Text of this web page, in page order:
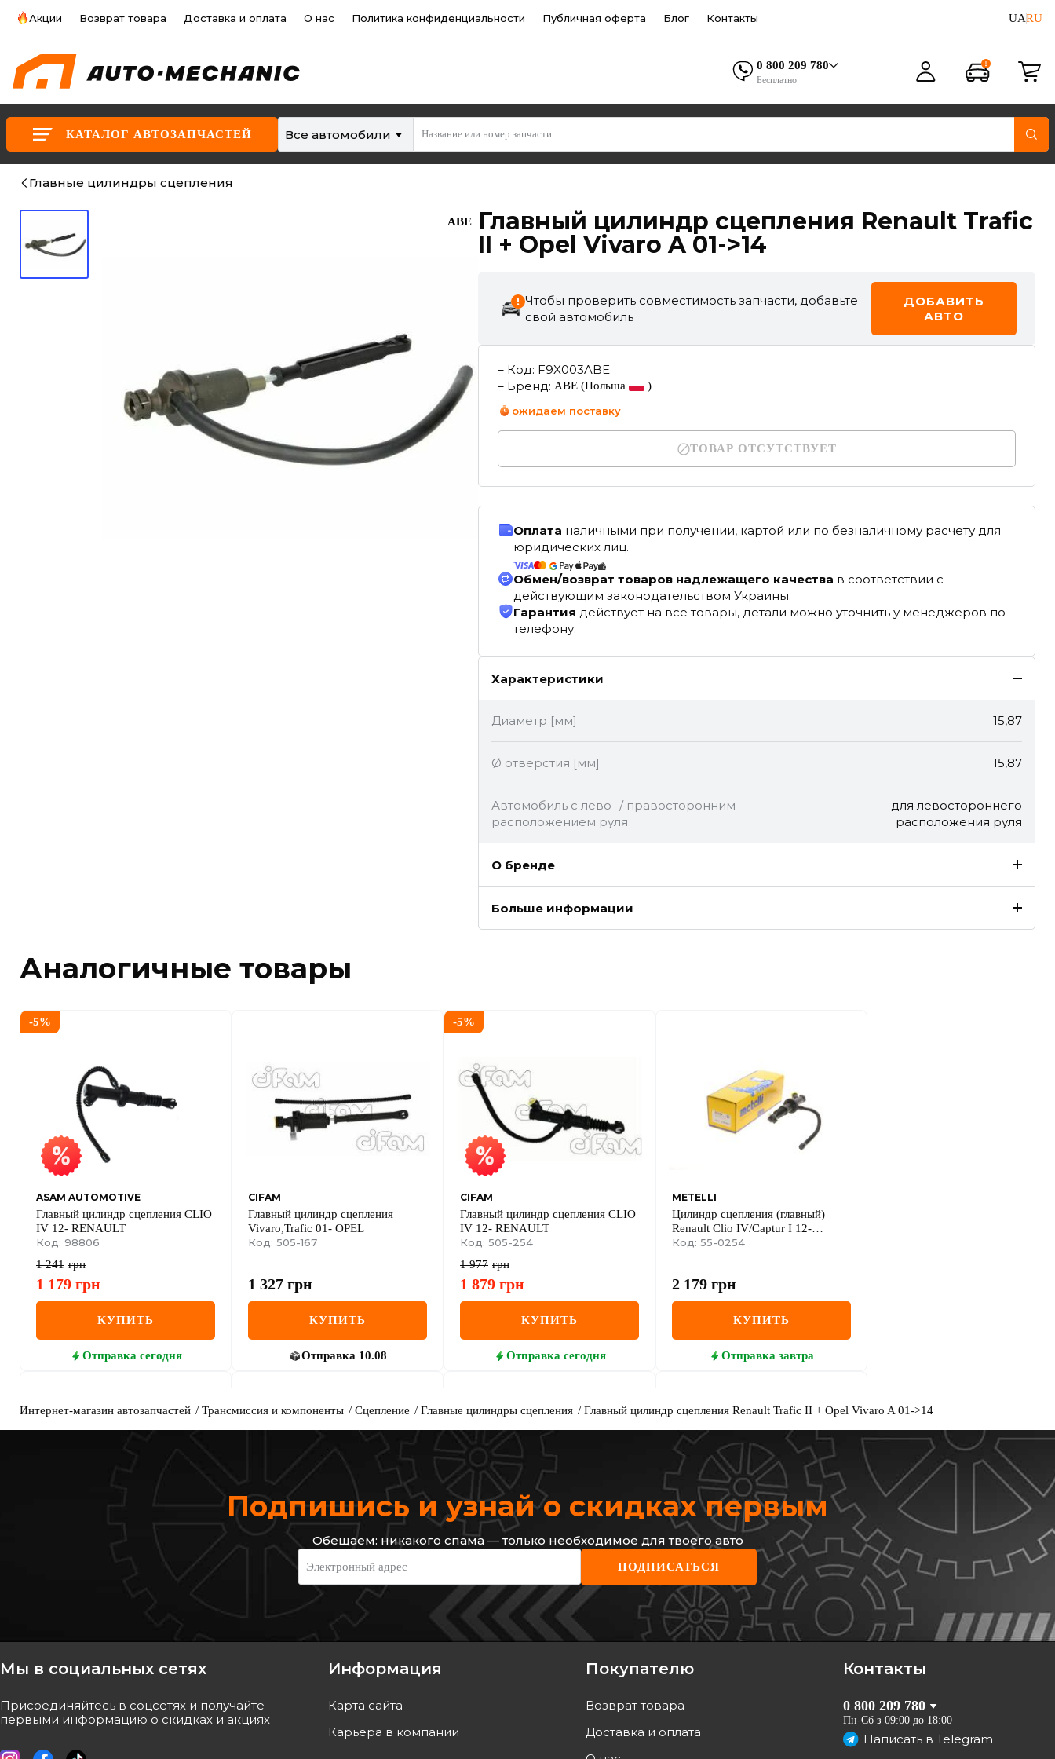
Акции Возврат товара Доставка и оплата О нас Политика конфиденциальности Публичная оферта Блог Контакты UARU
0 800 209 780
Бесплатно
КАТАЛОГ АВТОЗАПЧАСТЕЙ Все автомобили
Главные цилиндры сцепления
ABE
Главный цилиндр сцепления Renault Trafic
II + Opel Vivaro A 01->14
Чтобы проверить совместимость запчасти, добавьте
свой автомобиль
ДОБАВИТЬ
АВТО
– Код: F9X003ABE
– Бренд: ABE (Польша
)
ожидаем поставку
ТОВАР ОТСУТСТВУЕТ
Оплата наличными при получении, картой или по безналичному расчету для
юридических лиц.
Обмен/возврат товаров надлежащего качества в соответствии с
действующим законодательством Украины.
Гарантия действует на все товары, детали можно уточнить у менеджеров по
телефону.
Характеристики
Диаметр [мм] 15,87
Ø отверстия [мм] 15,87
Автомобиль с лево- / правосторонним
расположением руля
для левостороннего
расположения руля
О бренде
Больше информации
Аналогичные товары
-5%
ASAM AUTOMOTIVE
Главный цилиндр сцепления CLIO
IV 12- RENAULT
Код: 98806
1 241 грн
1 179 грн
КУПИТЬ
Отправка сегодня
CIFAM
Главный цилиндр сцепления
Vivaro,Trafic 01- OPEL
Код: 505-167
1 327 грн
КУПИТЬ
Отправка 10.08
-5%
CIFAM
Главный цилиндр сцепления CLIO
IV 12- RENAULT
Код: 505-254
1 977 грн
1 879 грн
КУПИТЬ
Отправка сегодня
METELLI
Цилиндр сцепления (главный)
Renault Clio IV/Captur I 12-
(d=15.87mm)
Код: 55-0254
2 179 грн
КУПИТЬ
Отправка завтра
2 377 грн
Отправка 10.08
BORG & BECK
Цилиндр сцепления главный
Код: BCM248
1 137 грн
КУПИТЬ
Код: BCM256
1 146 грн
Цилиндр сцепления главный
Код: 702 754
1 642 грн
Интернет-магазин автозапчастей Трансмиссия и компоненты Сцепление Главные цилиндры сцепления Главный цилиндр сцепления Renault Trafic II + Opel Vivaro A 01->14
Подпишись и узнай о скидках первым
Обещаем: никакого спама — только необходимое для твоего авто
Электронный адрес ПОДПИСАТЬСЯ
Мы в социальных сетях
Присоединяйтесь в соцсетях и получайте
первыми информацию о скидках и акциях
Контакты
0 800 209 780
Пн-Сб з 09:00 до 18:00
Написать в Telegram
Информация
Карта сайта
Карьера в компании
Покупателю
Возврат товара
Доставка и оплата